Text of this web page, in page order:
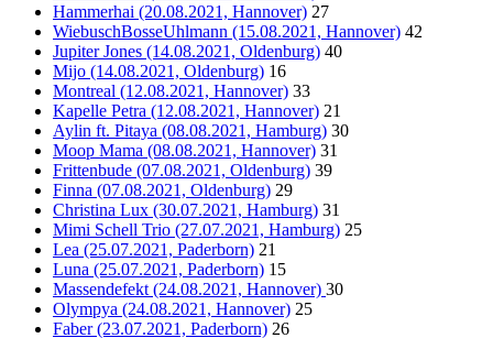
Hammerhai (20.08.2021, Hannover) 27
WiebuschBosseUhlmann (15.08.2021, Hannover) 42
Jupiter Jones (14.08.2021, Oldenburg) 40
Mijo (14.08.2021, Oldenburg) 16
Montreal (12.08.2021, Hannover) 33
Kapelle Petra (12.08.2021, Hannover) 21
Aylin ft. Pitaya (08.08.2021, Hamburg) 30
Moop Mama (08.08.2021, Hannover) 31
Frittenbude (07.08.2021, Oldenburg) 39
Finna (07.08.2021, Oldenburg) 29
Christina Lux (30.07.2021, Hamburg) 31
Mimi Schell Trio (27.07.2021, Hamburg) 25
Lea (25.07.2021, Paderborn) 21
Luna (25.07.2021, Paderborn) 15
Massendefekt (24.08.2021, Hannover) 30
Olympya (24.08.2021, Hannover) 25
Faber (23.07.2021, Paderborn) 26